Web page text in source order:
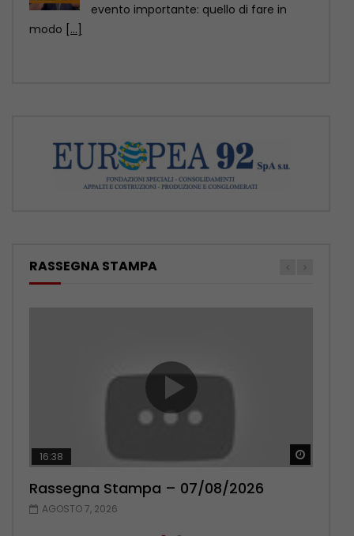
abbandonano gli animali, ormai ci sono
RASSEGNA STAMPA
16:38
Rassegna Stampa – 07/08/2026
AGOSTO 7, 2026
17:38
Rassegna Stampa – 06/08/2026
AGOSTO 6, 2026